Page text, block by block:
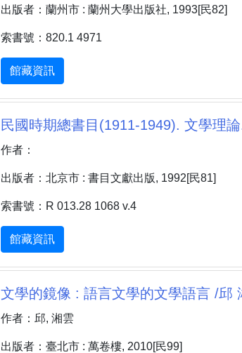
出版者：蘭州市 : 蘭州大學出版社, 1993[民82]
索書號：820.1 4971
館藏資訊
民國時期總書目(1911-1949). 文學理
作者：
出版者：北京市 : 書目文獻出版, 1992[民81]
索書號：R 013.28 1068 v.4
館藏資訊
文學的鏡像 : 語言文學的文學語言 /邱
作者：邱, 湘雲
出版者：臺北市 : 萬卷樓, 2010[民99]